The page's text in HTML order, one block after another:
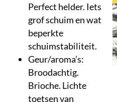
Perfect helder. Iets
grof schuim en wat
beperkte
schuimstabiliteit.
Geur/aroma’s:
Broodachtig.
Brioche. Lichte
toetsen van